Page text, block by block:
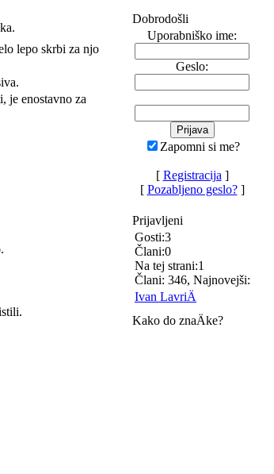
lepo skrbi za njo
je enostavno za
Dobrodošli
Uporabniško ime:
Geslo:
Zapomni si me?
[ Registracija ]
[ Pozabljeno geslo?]
Prijavljeni
Gosti:3
Člani:0
Na tej strani:1
Člani: 346, Najnovejši:
Ivan LavriÄ
Kako do znaÄke?